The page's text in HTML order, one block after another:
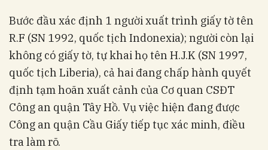
Bước đầu xác định 1 người xuất trình giấy tờ tên
R.F (SN 1992, quốc tịch Indonexia); người còn lại
không có giấy tờ, tự khai họ tên H.J.K (SN 1997,
quốc tịch Liberia), cả hai đang chấp hành quyết
định tạm hoãn xuất cảnh của Cơ quan CSĐT
Công an quận Tây Hồ. Vụ việc hiện đang được
Công an quận Cầu Giấy tiếp tục xác minh, điều
tra làm rõ.